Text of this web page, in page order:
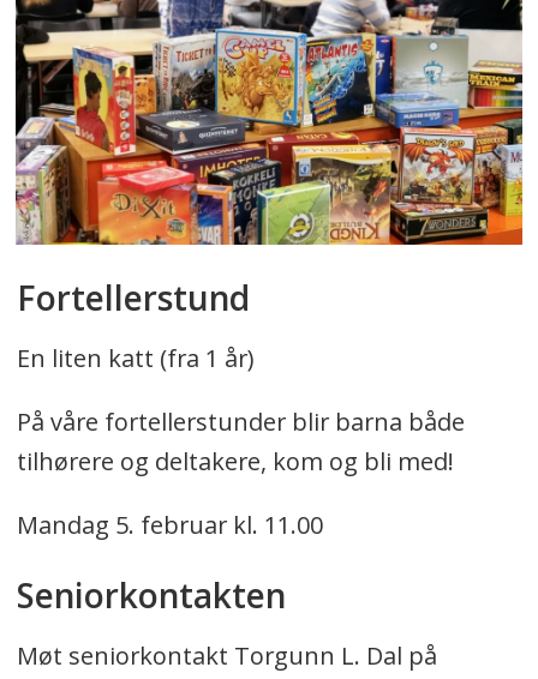
Fortellerstund
En liten katt (fra 1 år)
På våre fortellerstunder blir barna både
tilhørere og deltakere, kom og bli med!
Mandag 5. februar kl. 11.00
Seniorkontakten
Møt seniorkontakt Torgunn L. Dal på